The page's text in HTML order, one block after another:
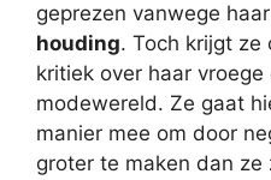
geprezen vanwege haar
houding. Toch krijgt ze
kritiek over haar
modewereld. Ze gaat
manier mee om door
groter te maken dan